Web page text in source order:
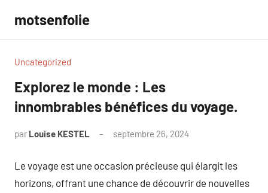
contenu
motsenfolie
Uncategorized
Explorez le monde : Les
innombrables bénéfices du voyage.
par Louise KESTEL septembre 26, 2024
Le voyage est une occasion précieuse qui élargit les
horizons, offrant une chance de découvrir de nouvelles